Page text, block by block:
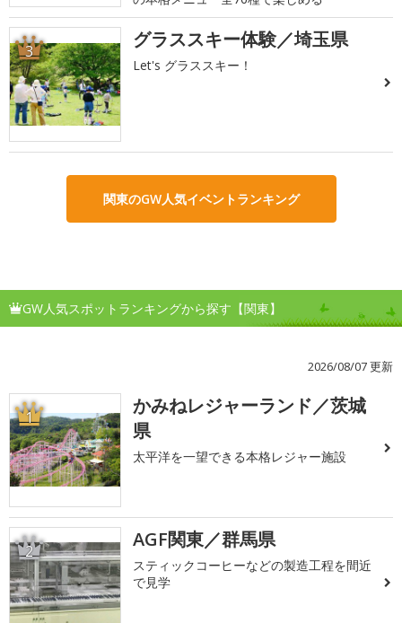
3 グラススキー体験／埼玉県
Let's グラススキー！
関東のGW人気イベントランキング
GW人気スポットランキングから探す【関東】
2026/08/07 更新
1
かみねレジャーランド／茨城
県
太平洋を一望できる本格レジャー施設
2 AGF関東／群馬県
スティックコーヒーなどの製造工程を間近
で見学